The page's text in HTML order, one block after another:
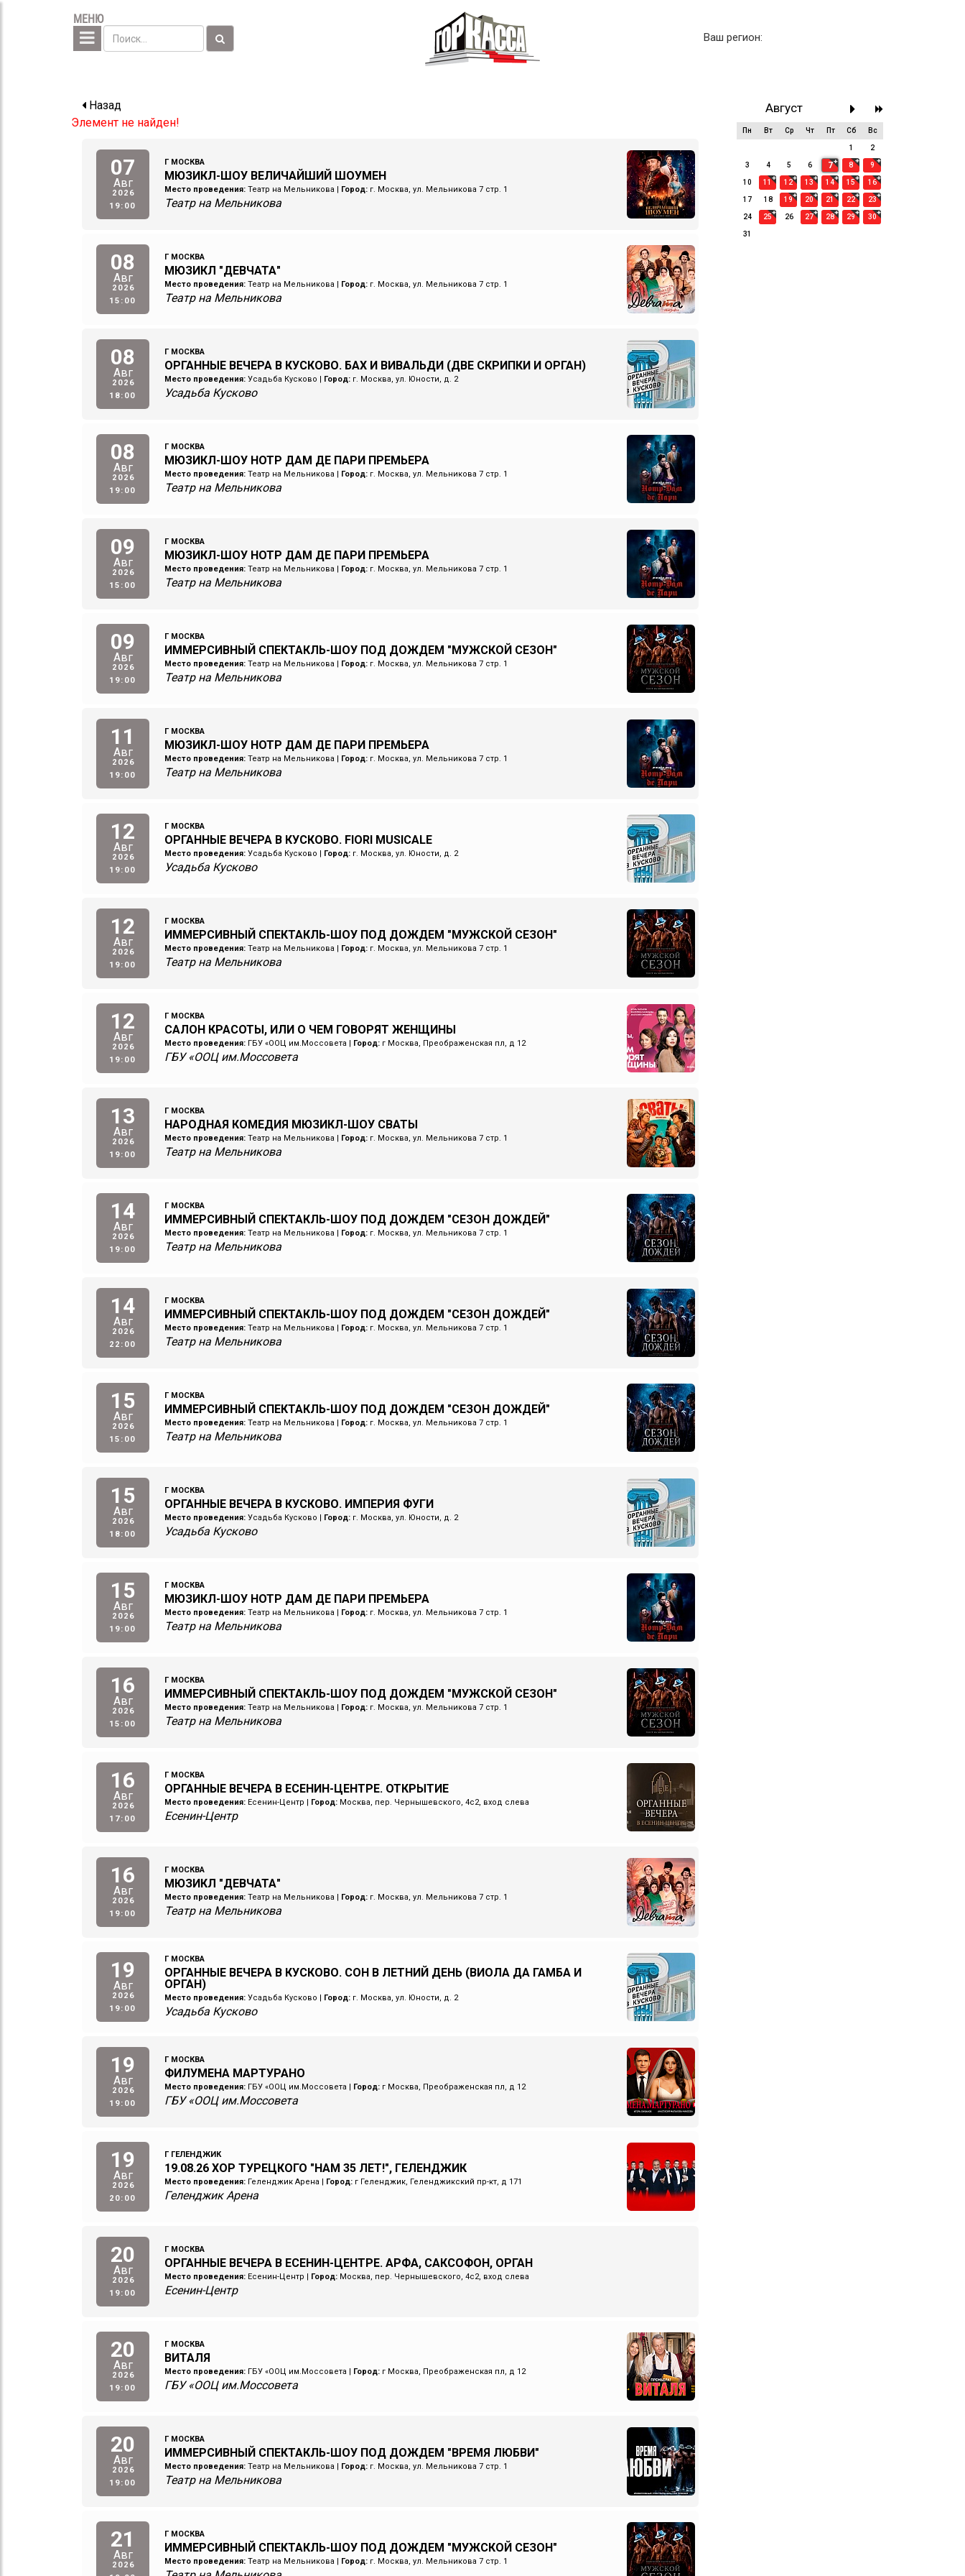
МЕНЮ
Ваш регион:
Август
Пн Вт Ср Чт Пт Сб Вс
1 2
3 4 5 6 7 8 9
10 11 12 13 14 15 16
17 18 19 20 21 22 23
24 25 26 27 28 29 30
31
Назад
Элемент не найден!
07
Авг
2026
19:00
Г МОСКВА
МЮЗИКЛ-ШОУ ВЕЛИЧАЙШИЙ ШОУМЕН
Место проведения:Театр на Мельникова | Город:г. Москва, ул. Мельникова 7 стр. 1
Театр на Мельникова
08
Авг
2026
15:00
Г МОСКВА
МЮЗИКЛ "ДЕВЧАТА"
Место проведения:Театр на Мельникова | Город:г. Москва, ул. Мельникова 7 стр. 1
Театр на Мельникова
08
Авг
2026
18:00
Г МОСКВА
ОРГАННЫЕ ВЕЧЕРА В КУСКОВО. БАХ И ВИВАЛЬДИ (ДВЕ СКРИПКИ И ОРГАН)
Место проведения:Усадьба Кусково | Город:г. Москва, ул. Юности, д. 2
Усадьба Кусково
08
Авг
2026
19:00
Г МОСКВА
МЮЗИКЛ-ШОУ НОТР ДАМ ДЕ ПАРИ ПРЕМЬЕРА
Место проведения:Театр на Мельникова | Город:г. Москва, ул. Мельникова 7 стр. 1
Театр на Мельникова
09
Авг
2026
15:00
Г МОСКВА
МЮЗИКЛ-ШОУ НОТР ДАМ ДЕ ПАРИ ПРЕМЬЕРА
Место проведения:Театр на Мельникова | Город:г. Москва, ул. Мельникова 7 стр. 1
Театр на Мельникова
09
Авг
2026
19:00
Г МОСКВА
ИММЕРСИВНЫЙ СПЕКТАКЛЬ-ШОУ ПОД ДОЖДЕМ "МУЖСКОЙ СЕЗОН"
Место проведения:Театр на Мельникова | Город:г. Москва, ул. Мельникова 7 стр. 1
Театр на Мельникова
11
Авг
2026
19:00
Г МОСКВА
МЮЗИКЛ-ШОУ НОТР ДАМ ДЕ ПАРИ ПРЕМЬЕРА
Место проведения:Театр на Мельникова | Город:г. Москва, ул. Мельникова 7 стр. 1
Театр на Мельникова
12
Авг
2026
19:00
Г МОСКВА
ОРГАННЫЕ ВЕЧЕРА В КУСКОВО. FIORI MUSICALE
Место проведения:Усадьба Кусково | Город:г. Москва, ул. Юности, д. 2
Усадьба Кусково
12
Авг
2026
19:00
Г МОСКВА
ИММЕРСИВНЫЙ СПЕКТАКЛЬ-ШОУ ПОД ДОЖДЕМ "МУЖСКОЙ СЕЗОН"
Место проведения:Театр на Мельникова | Город:г. Москва, ул. Мельникова 7 стр. 1
Театр на Мельникова
12
Авг
2026
19:00
Г МОСКВА
САЛОН КРАСОТЫ, ИЛИ О ЧЕМ ГОВОРЯТ ЖЕНЩИНЫ
Место проведения:ГБУ «ООЦ им.Моссовета | Город:г Москва, Преображенская пл, д 12
ГБУ «ООЦ им.Моссовета
13
Авг
2026
19:00
Г МОСКВА
НАРОДНАЯ КОМЕДИЯ МЮЗИКЛ-ШОУ СВАТЫ
Место проведения:Театр на Мельникова | Город:г. Москва, ул. Мельникова 7 стр. 1
Театр на Мельникова
14
Авг
2026
19:00
Г МОСКВА
ИММЕРСИВНЫЙ СПЕКТАКЛЬ-ШОУ ПОД ДОЖДЕМ "СЕЗОН ДОЖДЕЙ"
Место проведения:Театр на Мельникова | Город:г. Москва, ул. Мельникова 7 стр. 1
Театр на Мельникова
14
Авг
2026
22:00
Г МОСКВА
ИММЕРСИВНЫЙ СПЕКТАКЛЬ-ШОУ ПОД ДОЖДЕМ "СЕЗОН ДОЖДЕЙ"
Место проведения:Театр на Мельникова | Город:г. Москва, ул. Мельникова 7 стр. 1
Театр на Мельникова
15
Авг
2026
15:00
Г МОСКВА
ИММЕРСИВНЫЙ СПЕКТАКЛЬ-ШОУ ПОД ДОЖДЕМ "СЕЗОН ДОЖДЕЙ"
Место проведения:Театр на Мельникова | Город:г. Москва, ул. Мельникова 7 стр. 1
Театр на Мельникова
15
Авг
2026
18:00
Г МОСКВА
ОРГАННЫЕ ВЕЧЕРА В КУСКОВО. ИМПЕРИЯ ФУГИ
Место проведения:Усадьба Кусково | Город:г. Москва, ул. Юности, д. 2
Усадьба Кусково
15
Авг
2026
19:00
Г МОСКВА
МЮЗИКЛ-ШОУ НОТР ДАМ ДЕ ПАРИ ПРЕМЬЕРА
Место проведения:Театр на Мельникова | Город:г. Москва, ул. Мельникова 7 стр. 1
Театр на Мельникова
16
Авг
2026
15:00
Г МОСКВА
ИММЕРСИВНЫЙ СПЕКТАКЛЬ-ШОУ ПОД ДОЖДЕМ "МУЖСКОЙ СЕЗОН"
Место проведения:Театр на Мельникова | Город:г. Москва, ул. Мельникова 7 стр. 1
Театр на Мельникова
16
Авг
2026
17:00
Г МОСКВА
ОРГАННЫЕ ВЕЧЕРА В ЕСЕНИН-ЦЕНТРЕ. ОТКРЫТИЕ
Место проведения:Есенин-Центр | Город:Москва, пер. Чернышевского, 4с2, вход слева
Есенин-Центр
16
Авг
2026
19:00
Г МОСКВА
МЮЗИКЛ "ДЕВЧАТА"
Место проведения:Театр на Мельникова | Город:г. Москва, ул. Мельникова 7 стр. 1
Театр на Мельникова
19
Авг
2026
19:00
Г МОСКВА
ОРГАННЫЕ ВЕЧЕРА В КУСКОВО. СОН В ЛЕТНИЙ ДЕНЬ (ВИОЛА ДА ГАМБА И
ОРГАН)
Место проведения:Усадьба Кусково | Город:г. Москва, ул. Юности, д. 2
Усадьба Кусково
19
Авг
2026
19:00
Г МОСКВА
ФИЛУМЕНА МАРТУРАНО
Место проведения:ГБУ «ООЦ им.Моссовета | Город:г Москва, Преображенская пл, д 12
ГБУ «ООЦ им.Моссовета
19
Авг
2026
20:00
Г ГЕЛЕНДЖИК
19.08.26 ХОР ТУРЕЦКОГО "НАМ 35 ЛЕТ!", ГЕЛЕНДЖИК
Место проведения:Геленджик Арена | Город:г Геленджик, Геленджикский пр-кт, д 171
Геленджик Арена
20
Авг
2026
19:00
Г МОСКВА
ОРГАННЫЕ ВЕЧЕРА В ЕСЕНИН-ЦЕНТРЕ. АРФА, САКСОФОН, ОРГАН
Место проведения:Есенин-Центр | Город:Москва, пер. Чернышевского, 4с2, вход слева
Есенин-Центр
20
Авг
2026
19:00
Г МОСКВА
ВИТАЛЯ
Место проведения:ГБУ «ООЦ им.Моссовета | Город:г Москва, Преображенская пл, д 12
ГБУ «ООЦ им.Моссовета
20
Авг
2026
19:00
Г МОСКВА
ИММЕРСИВНЫЙ СПЕКТАКЛЬ-ШОУ ПОД ДОЖДЕМ "ВРЕМЯ ЛЮБВИ"
Место проведения:Театр на Мельникова | Город:г. Москва, ул. Мельникова 7 стр. 1
Театр на Мельникова
21
Авг
2026
Г МОСКВА
ИММЕРСИВНЫЙ СПЕКТАКЛЬ-ШОУ ПОД ДОЖДЕМ "МУЖСКОЙ СЕЗОН"
Место проведения:Театр на Мельникова | Город:г. Москва, ул. Мельникова 7 стр. 1